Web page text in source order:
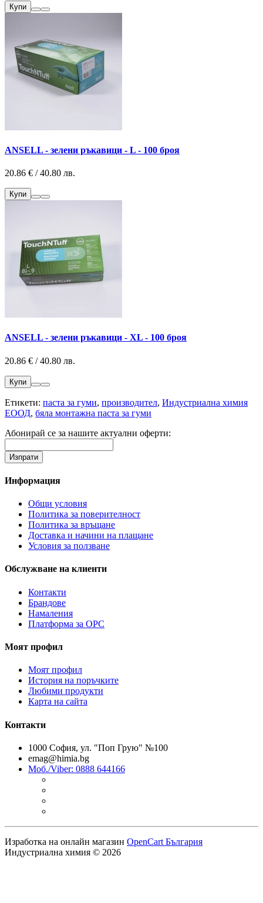
Купи
ANSELL - зелени ръкавици - L - 100 броя
20.86 € / 40.80 лв.
Купи
ANSELL - зелени ръкавици - XL - 100 броя
20.86 € / 40.80 лв.
Купи
Етикети: паста за гуми, производител, Индустриална химия
ЕООД, бяла монтажна паста за гуми
Абонирай се за нашите актуални оферти:
Информация
Общи условия
Политика за поверителност
Политика за връщане
Доставка и начини на плащане
Условия за ползване
Обслужване на клиенти
Контакти
Брандове
Намаления
Платформа за ОРС
Моят профил
Моят профил
История на поръчките
Любими продукти
Карта на сайта
Контакти
1000 София, ул. "Поп Грую" №100
emag@himia.bg
Моб./Viber: 0888 644166
Изработка на онлайн магазин OpenCart България
Индустриална химия © 2026